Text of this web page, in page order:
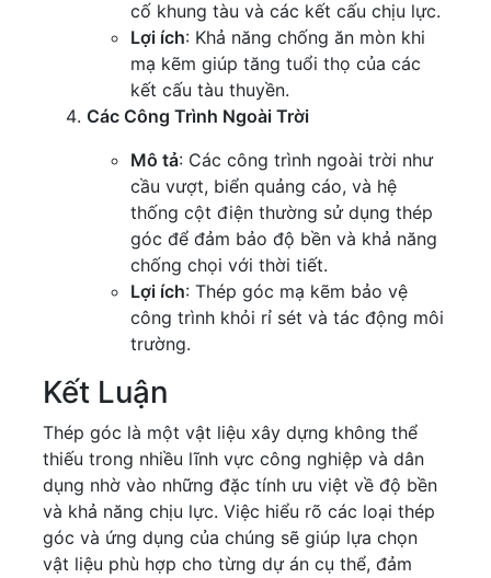
cố khung tàu và các kết cấu chịu lực.
Lợi ích: Khả năng chống ăn mòn khi
mạ kẽm giúp tăng tuổi thọ của các
kết cấu tàu thuyền.
Các Công Trình Ngoài Trời
Mô tả: Các công trình ngoài trời như
cầu vượt, biển quảng cáo, và hệ
thống cột điện thường sử dụng thép
góc để đảm bảo độ bền và khả năng
chống chọi với thời tiết.
Lợi ích: Thép góc mạ kẽm bảo vệ
công trình khỏi rỉ sét và tác động môi
trường.
Kết Luận
Thép góc là một vật liệu xây dựng không thể
thiếu trong nhiều lĩnh vực công nghiệp và dân
dụng nhờ vào những đặc tính ưu việt về độ bền
và khả năng chịu lực. Việc hiểu rõ các loại thép
góc và ứng dụng của chúng sẽ giúp lựa chọn
vật liệu phù hợp cho từng dự án cụ thể, đảm